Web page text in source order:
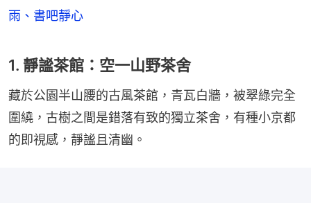
雨、書吧靜心
1. 靜謐茶館：空一山野茶舍
藏於公園半山腰的古風茶館，青瓦白牆，被翠綠完全
圍繞，古樹之間是錯落有致的獨立茶舍，有種小京都
的即視感，靜謐且清幽。